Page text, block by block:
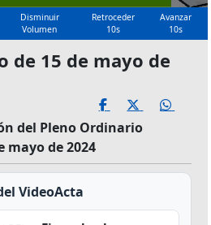
Disminuir
Volumen
Retroceder
10s
Avanzar
10s
de 15 de mayo de
del Pleno Ordinario
mayo de 2024
VideoActa